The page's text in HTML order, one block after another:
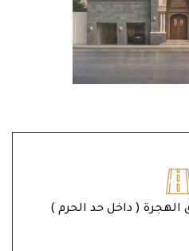
الهجرة ( داخل حد الحرم )